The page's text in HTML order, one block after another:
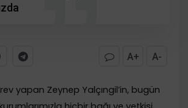
A+ A-
yapan Zeynep Yalçıngil’in, bugün